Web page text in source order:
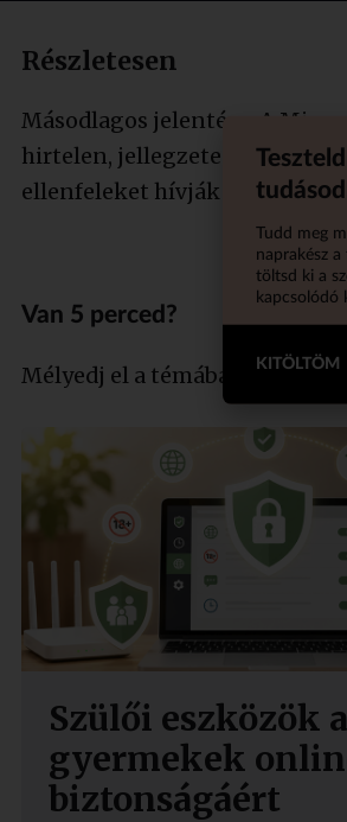
Részletesen
Másodlagos jelentése: A
hirtelen, jellegzetes
ellenfeleket hívják így.
Tudd meg
naprakész a
töltsd ki a
kapcsolódó
KITÖLTÖM
Van 5 perced?
Mélyedj el a témában
Szülői eszközök a
gyermekek
biztonságáért